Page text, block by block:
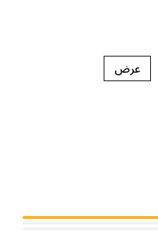
عرض